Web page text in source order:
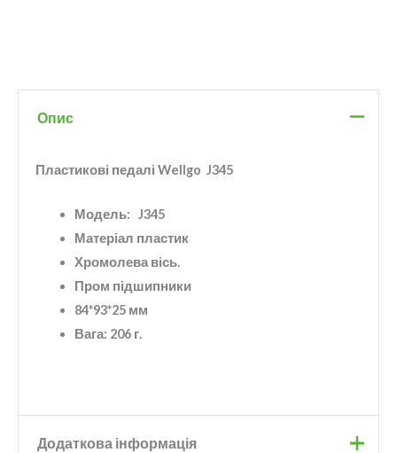
Опис
Пластикові педалі Wellgo J345
Модель: J345
Матеріал пластик
Хромолева вісь.
Пром підшипники
84*93*25 мм
Вага: 206 г.
Додаткова інформація